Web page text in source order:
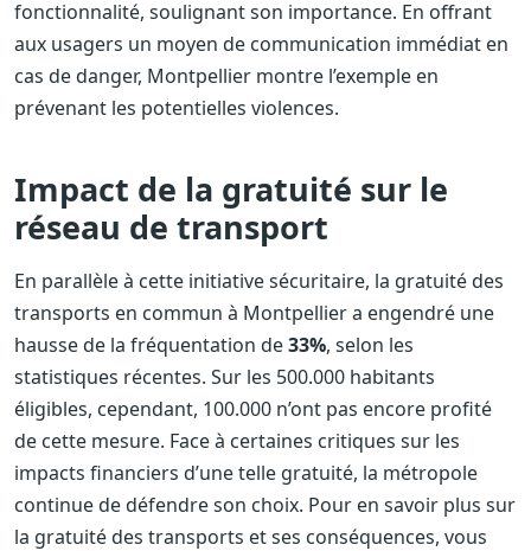
fonctionnalité, soulignant son importance. En offrant
aux usagers un moyen de communication immédiat en
cas de danger, Montpellier montre l’exemple en
prévenant les potentielles violences.
Impact de la gratuité sur le
réseau de transport
En parallèle à cette initiative sécuritaire, la gratuité des
transports en commun à Montpellier a engendré une
hausse de la fréquentation de33%, selon les
statistiques récentes. Sur les 500.000 habitants
éligibles, cependant, 100.000 n’ont pas encore profité
de cette mesure. Face à certaines critiques sur les
impacts financiers d’une telle gratuité, la métropole
continue de défendre son choix. Pour en savoir plus sur
la gratuité des transports et ses conséquences, vous